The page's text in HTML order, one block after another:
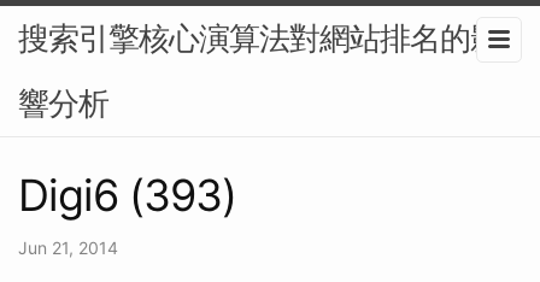
搜索引擎核心演算法對網站排名的影
響分析
Digi6 (393)
Jun 21, 2014